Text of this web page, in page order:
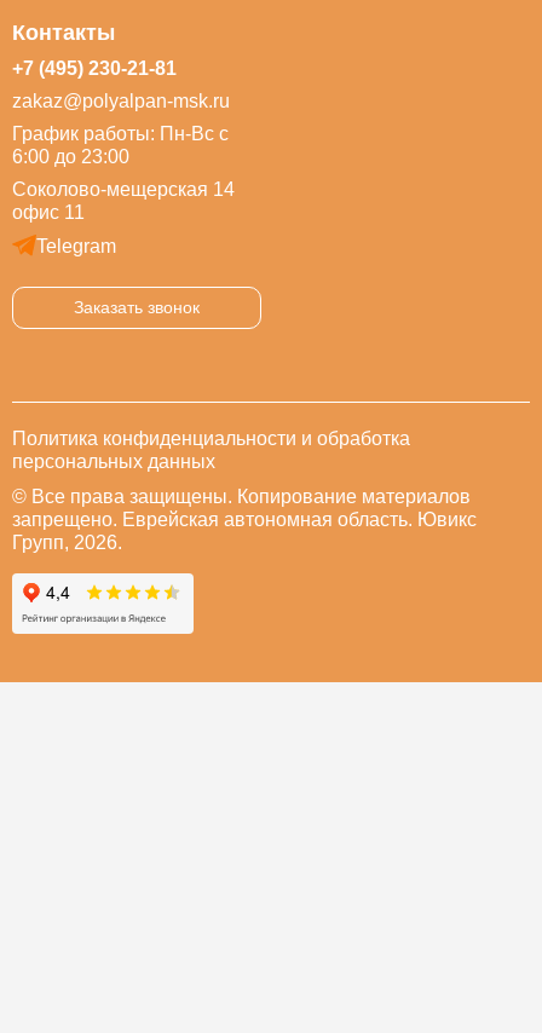
Контакты
+7 (495) 230-21-81
zakaz@polyalpan-msk.ru
График работы: Пн-Вс с
6:00 до 23:00
Соколово-мещерская 14
офис 11
Telegram
Заказать звонок
Политика конфиденциальности и обработка
персональных данных
© Все права защищены. Копирование материалов
запрещено. Еврейская автономная область. Ювикс
Групп, 2026.